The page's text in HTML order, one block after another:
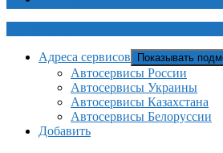
Адреса сервисов Показывать
Автосервисы России
Автосервисы Украины
Автосервисы Казахстана
Автосервисы Белоруссии
Добавить